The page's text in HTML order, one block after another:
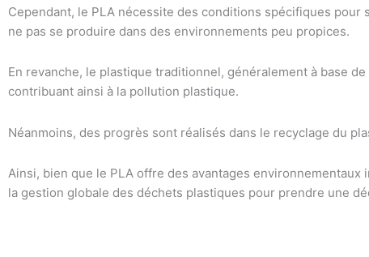
Cependant, le PLA nécessite des conditions spécifiques
ne pas se produire dans des environnements peu propices.
En revanche, le plastique traditionnel, généralement à base
contribuant ainsi à la pollution plastique.
Néanmoins, des progrès sont réalisés dans le recyclage du
Ainsi, bien que le PLA offre des avantages
la gestion globale des déchets plastiques pour prendre une